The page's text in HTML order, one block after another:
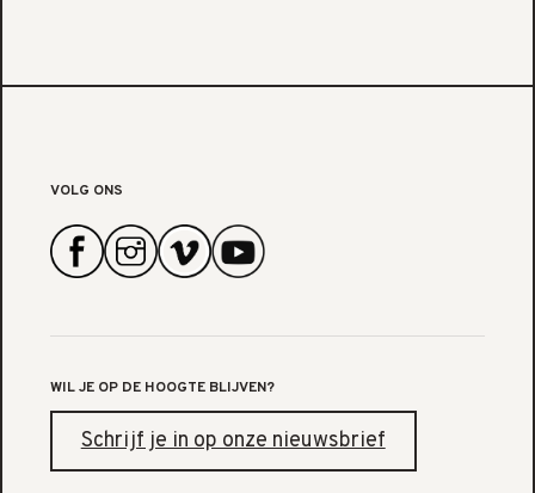
VOLG ONS
WIL JE OP DE HOOGTE BLIJVEN?
Schrijf je in op onze nieuwsbrief